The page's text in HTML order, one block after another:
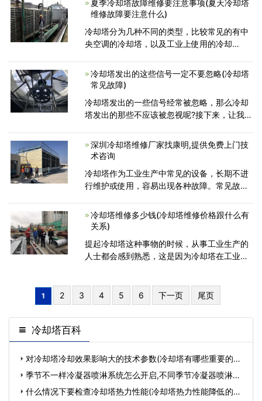
正常设备3.新技术
夏季冷却塔故障维修要注意事项(夏天冷却塔
维修故障要注意什么)
冷却塔分为几种不同的类型，比较常见的有中
央空调的冷却塔，以及工业上使用的冷却
样，维修方式也不一样，所以进行维修的时候
首先要看冷却塔到底是哪些
冷却塔发出的这些信号一定不要忽略(冷却塔
常见故障)
冷却塔发出的一些信号经常被忽略，那么冷却
塔发出的那些不应该被忽视呢?接下来，让我们
塔泵发热时，一定要注意，这实际上是冷却塔
发出信号，表示它已
深圳冷却塔维修厂家找康明,提供免费上门技
术咨询
冷却塔作为工业生产中常见的设备，长期不进
行维护或使用，容易出现各种故障。常见故障
低、明显浮水现象、明显浮水现象、明显浮水
现象等，让我们跟
冷却塔维修多少钱(冷却塔维修价格跟什么有
关系)
提起冷却塔这种事物的时候，从事工业生产的
人士都会感到熟悉，这是因为冷却塔在工业领
多久可以修好?冷
1 2 3 4 5 6 下一页 尾页
冷却塔百科
对冷却塔冷却效果影响大的技术参数(冷却塔有哪些重要的参
数)…
季节不一样冷凝器喷淋系统怎么开启,不同季节冷凝器喷淋系
统开启基础常…
什么情况下要检查冷却塔热力性能(冷却塔热力性能降低的危